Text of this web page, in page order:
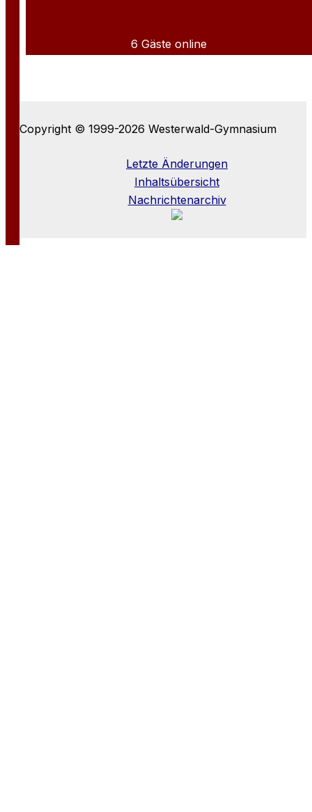
6 Gäste online
Copyright © 1999-2026 Westerwald-Gymnasium
Letzte Änderungen
Inhaltsübersicht
Nachrichtenarchiv